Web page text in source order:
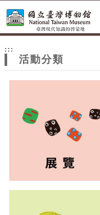
網
站
主
:::
活動分類